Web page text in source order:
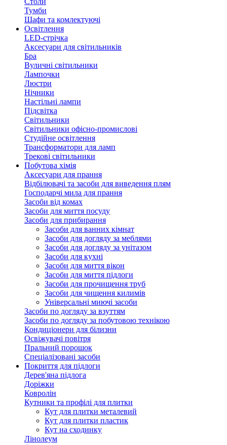
Тумби
Шафи та комлектуючі
Освітлення
LED-стрічка
Аксесуари для світильників
Бра
Вуличні світильники
Лампочки
Люстри
Нічники
Настільні лампи
Підсвітка
Світильники
Світильники офісно-промислові
Студійне освітлення
Трансформатори для ламп
Трекові світильники
Побутова хімія
Аксесуари для прання
Відбілювачі та засоби для виведення плям
Господарчі мила для прання
Засоби від комах
Засоби для миття посуду
Засоби для прибирання
Засоби для ванних кімнат
Засоби для догляду за меблями
Засоби для догляду за унітазом
Засоби для кухні
Засоби для миття вікон
Засоби для миття підлоги
Засоби для прочищення труб
Засоби для чищення килимів
Універсальні миючі засоби
Засоби по догляду за взуттям
Засоби по догляду за побутовою технікою
Кондиціонери для білизни
Освіжувачі повітря
Пральний порошок
Спеціалізовані засоби
Покриття для підлоги
Дерев'яна підлога
Доріжки
Ковролін
Кутники та профілі для плитки
Кут для плитки металевий
Кут для плитки пластик
Кут на сходинку
Лінолеум